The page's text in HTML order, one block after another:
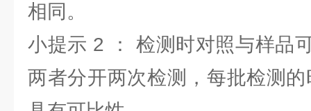
相同。
小提示 2 ： 检测时对照与样品
两者分开两次检测，每批检测